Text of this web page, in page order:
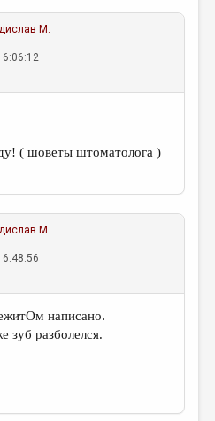
М.
( шоветы штоматолога )
М.
написано.
зуб разболелся.